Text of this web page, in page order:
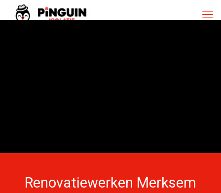
Renovatiewerken Merksem